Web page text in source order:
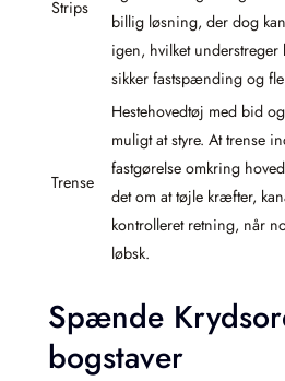
Strips
billig løsning, der dog
igen, hvilket understreger
sikker fastspænding og
Trense
Hestehovedtøj med bid
muligt at styre. At trense
fastgørelse omkring
det om at tøjle kræfter,
kontrolleret retning, når
løbsk.
Spænde
bogstaver